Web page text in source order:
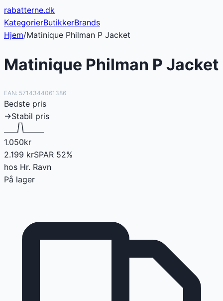
rabatterne.dk
KategorierButikkerBrands
Hjem/Matinique Philman P Jacket
Matinique Philman P Jacket
EAN: 5714344061386
Bedste pris
→Stabil pris
1.050kr
2.199 krSPAR 52%
hos Hr. Ravn
På lager